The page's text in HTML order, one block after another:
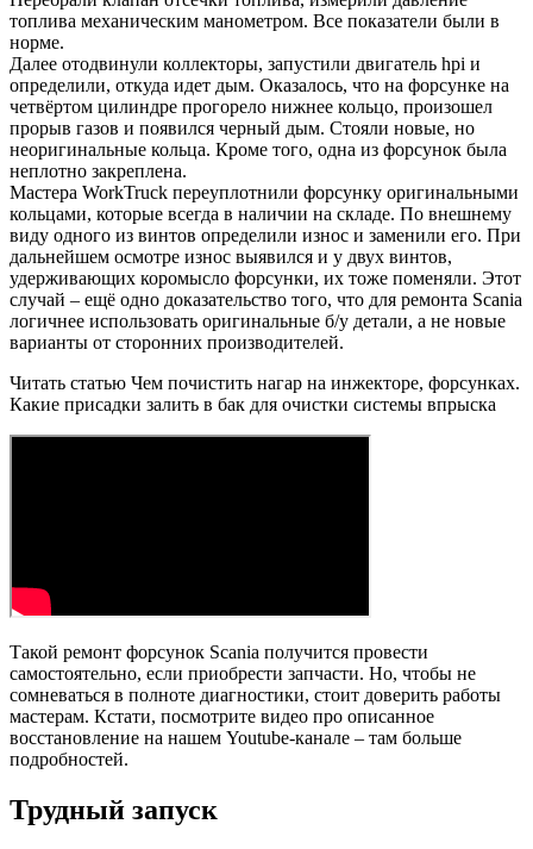
топлива механическим манометром. Все показатели были в
норме.
Далее отодвинули коллекторы, запустили двигатель hpi и
определили, откуда идет дым. Оказалось, что на форсунке на
четвёртом цилиндре прогорело нижнее кольцо, произошел
прорыв газов и появился черный дым. Стояли новые, но
неоригинальные кольца. Кроме того, одна из форсунок была
неплотно закреплена.
Мастера WorkTruck переуплотнили форсунку оригинальными
кольцами, которые всегда в наличии на складе. По внешнему
виду одного из винтов определили износ и заменили его. При
дальнейшем осмотре износ выявился и у двух винтов,
удерживающих коромысло форсунки, их тоже поменяли. Этот
случай – ещё одно доказательство того, что для ремонта Scania
логичнее использовать оригинальные б/у детали, а не новые
варианты от сторонних производителей.
Читать статью Чем почистить нагар на инжекторе, форсунках.
Какие присадки залить в бак для очистки системы впрыска
Такой ремонт форсунок Scania получится провести
самостоятельно, если приобрести запчасти. Но, чтобы не
сомневаться в полноте диагностики, стоит доверить работы
мастерам. Кстати, посмотрите видео про описанное
восстановление на нашем Youtube-канале – там больше
подробностей.
Трудный запуск